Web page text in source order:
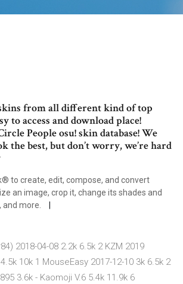
from all different kind of top
to access and download place!
People osu! skin database! We
the best, but don’t worry, we’re hard
to create, edit, compose, and convert
an image, crop it, change its shades and
and more.
2018-04-08 2.2k 6.5k 2 KZM 2019
10k 1 MouseEasy 2017-12-10 3k 6.5k 2
3.6k - Kaomoji V.6 5.4k 11.9k 6